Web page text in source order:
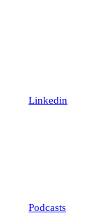
Linkedin
Podcasts